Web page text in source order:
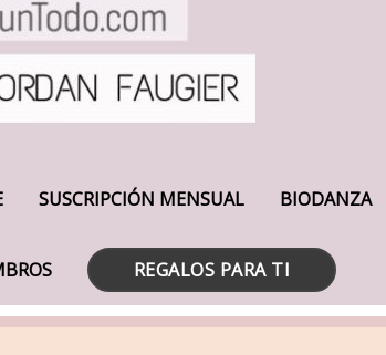
SUSCRIPCIÓN MENSUAL BIODANZA
REGALOS PARA TI